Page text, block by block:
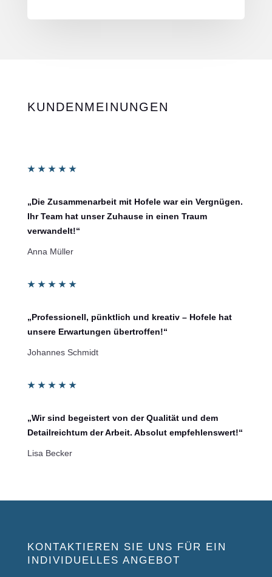
KUNDENMEINUNGEN
★ ★ ★ ★ ★
„Die Zusammenarbeit mit Hofele war ein Vergnügen.
Ihr Team hat unser Zuhause in einen Traum
verwandelt!“
Anna Müller
★ ★ ★ ★ ★
„Professionell, pünktlich und kreativ – Hofele hat
unsere Erwartungen übertroffen!“
Johannes Schmidt
★ ★ ★ ★ ★
„Wir sind begeistert von der Qualität und dem
Detailreichtum der Arbeit. Absolut empfehlenswert!“
Lisa Becker
KONTAKTIEREN SIE UNS FÜR EIN
INDIVIDUELLES ANGEBOT